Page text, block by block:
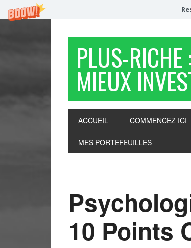
PLUS-RICHE
MIEUX
ACCUEIL COMMENCEZ ICI
MES PORTEFEUILLES
10 Points